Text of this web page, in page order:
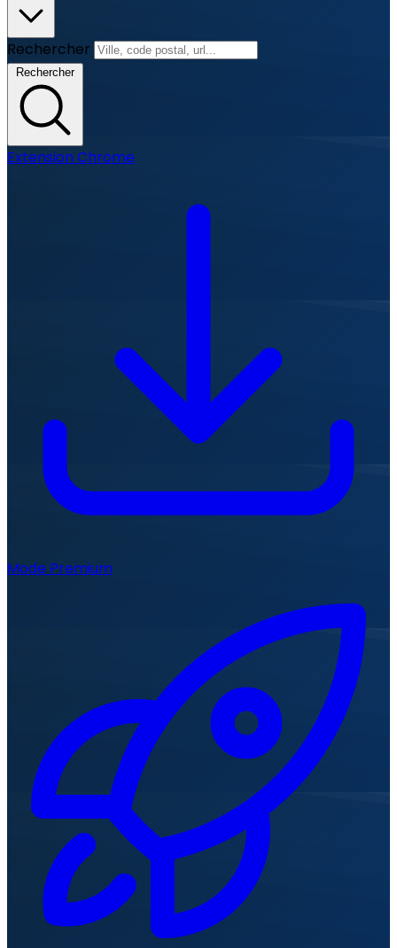
Rechercher
Rechercher
Extension Chrome
Mode Premium